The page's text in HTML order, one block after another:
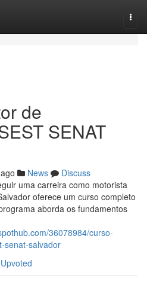
de
SENAT
News
Discuss
uma carreira como motorista
oferece um curso completo
aborda os fundamentos
36078984/curso-
senat-salvador